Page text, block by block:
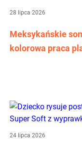
28 lipca 2026
Meksykańskie
kolorowa praca
24 lipca 2026